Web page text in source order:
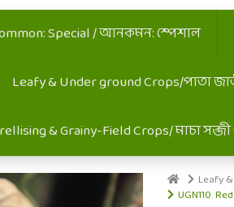
Special / আনকমন: স্পেশাল
Leafy & Under ground Crops/পাতা
& Grainy-Field Crops/ মাচা
Leafy
UGN110.